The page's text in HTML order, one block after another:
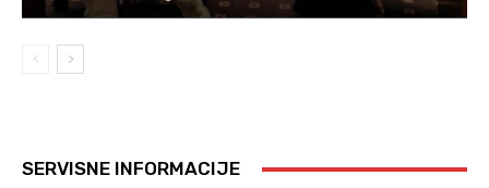
SERVISNE INFORMACIJE